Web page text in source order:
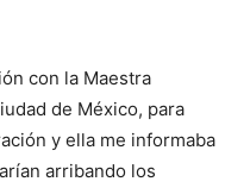
con la Maestra
de México, para
y ella me informaba
arribando los